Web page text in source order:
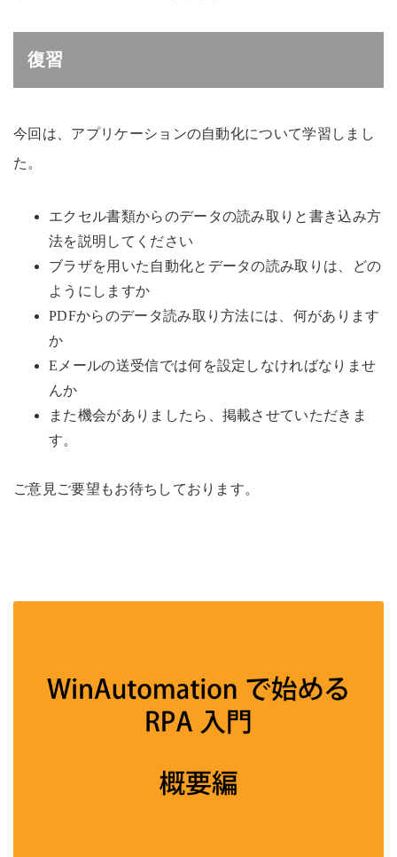
復習
今回は、アプリケーションの自動化について学習しまし
た。
エクセル書類からのデータの読み取りと書き込み方
法を説明してください
ブラザを用いた自動化とデータの読み取りは、どの
ようにしますか
PDFからのデータ読み取り方法には、何があります
か
Eメールの送受信では何を設定しなければなりませ
んか
また機会がありましたら、掲載させていただきま
す。
ご意見ご要望もお待ちしております。